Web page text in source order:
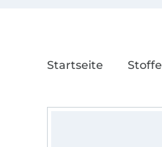
Startseite Stoffe